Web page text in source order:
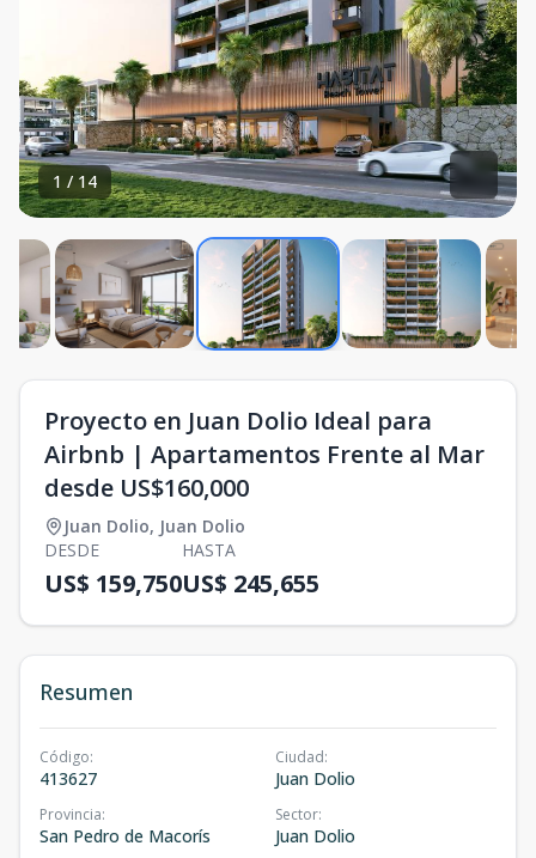
1 / 14
Proyecto en Juan Dolio Ideal para
Airbnb | Apartamentos Frente al Mar
desde US$160,000
Juan Dolio, Juan Dolio
DESDE
US$ 159,750
HASTA
US$ 245,655
Resumen
Código:
413627
Ciudad:
Juan Dolio
Provincia:
San Pedro de Macorís
Sector:
Juan Dolio